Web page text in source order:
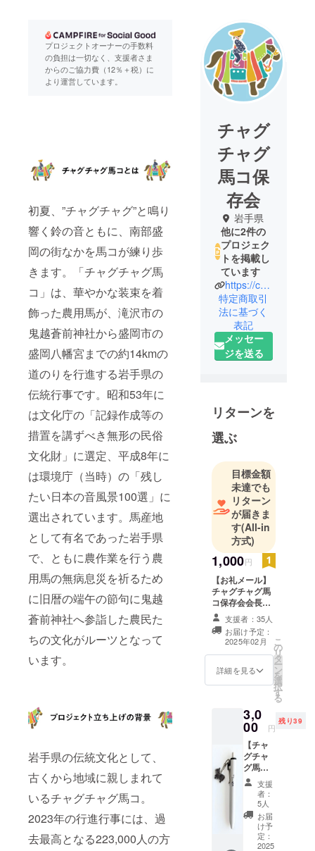
プロジェクトオーナーの手数料
の負担は一切なく、支援者さま
からのご協力費（12％＋税）に
より運営しています。
初夏、”チャグチャグ”と鳴り
響く鈴の音ともに、南部盛
岡の街なかを馬コが練り歩
きます。「チャグチャグ馬
コ」は、華やかな装束を着
飾った農用馬が、滝沢市の
鬼越蒼前神社から盛岡市の
盛岡八幡宮までの約14kmの
道のりを行進する岩手県の
伝統行事です。昭和53年に
は文化庁の「記録作成等の
措置を講ずべき無形の民俗
文化財」に選定、平成8年に
は環境庁（当時）の「残し
たい日本の音風景100選」に
選出されています。馬産地
として有名であった岩手県
で、ともに農作業を行う農
用馬の無病息災を祈るため
に旧暦の端午の節句に鬼越
蒼前神社へ参詣した農民た
ちの文化がルーツとなって
います。
岩手県の伝統文化として、
古くから地域に親しまれて
いるチャグチャグ馬コ。
2023年の行進行事には、過
去最高となる223,000人の方
チャグ
チャグ
馬コ保
存会
岩手県
他に2件の
プロジェク
トを掲載し
ています
https://chaguuma.com/
特定商取引
法に基づく
表記
メッセー
ジを送る
リターンを
選ぶ
目標金額
未達でも
リターン
が届きま
す(All-in
方式)
1,000円
【お礼メール】
チャグチャグ馬
コ保存会会長か
らご支援に対す
る感謝の気持ち
を込めて、お礼
のメールをお送
りします。リ
ターン品が必要
支援者：35人
お届け予定：
2025年02月
詳細を見る
こ
の
リ
タ
ー
ン
を
選
択
す
る
3,0
00 円
残り39
【チャ
グチャ
グ馬コ
ボール
ペン
（ブ
ラッ
ク）】
チャグ
チャグ
支援
者：
5人
お届
け予
定：
2025